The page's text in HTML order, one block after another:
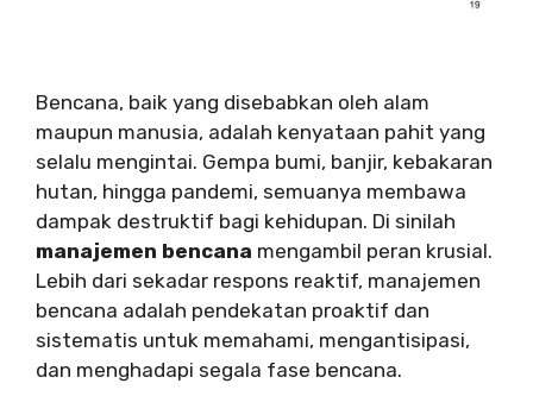
Bencana, baik yang disebabkan oleh alam
maupun manusia, adalah kenyataan pahit yang
selalu mengintai. Gempa bumi, banjir, kebakaran
hutan, hingga pandemi, semuanya membawa
dampak destruktif bagi kehidupan. Di sinilah
manajemen bencana mengambil peran krusial.
Lebih dari sekadar respons reaktif, manajemen
bencana adalah pendekatan proaktif dan
sistematis untuk memahami, mengantisipasi,
dan menghadapi segala fase bencana.